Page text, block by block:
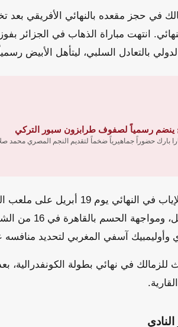
في حجز مقعده بالنهائي الأفريقي بعد
انتهت مباراة الذهاب في الجزائر
بالتعادل السلبي، ليتأهل الأبيض
رسمياً لصفوف طرابزون سبور التركي
بارك حضوراً جماهيرياً ضخماً لتقديم النجم المصري محمد
يستعد الزمالك لخوض مباراة
مباراة الذهاب في
وأوليمبيك آسفي المغربي لتحديد